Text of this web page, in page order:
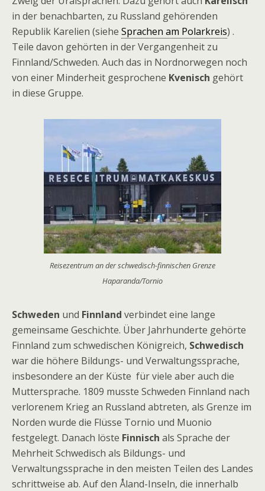
in der benachbarten, zu Russland gehörenden
Republik Karelien (siehe Sprachen am Polarkreis) .
Teile davon gehörten in der Vergangenheit zu
Finnland/Schweden. Auch das in Nordnorwegen noch
von einer Minderheit gesprochene Kvenisch gehört
in diese Gruppe.
Reisezentrum an der schwedisch-finnischen Grenze
Haparanda/Tornio
Schweden und Finnland verbindet eine lange
gemeinsame Geschichte. Über Jahrhunderte gehörte
Finnland zum schwedischen Königreich, Schwedisch
war die höhere Bildungs- und Verwaltungssprache,
insbesondere an der Küste für viele aber auch die
Muttersprache. 1809 musste Schweden Finnland nach
verlorenem Krieg an Russland abtreten, als Grenze im
Norden wurde die Flüsse Tornio und Muonio
festgelegt. Danach löste Finnisch als Sprache der
Mehrheit Schwedisch als Bildungs- und
Verwaltungssprache in den meisten Teilen des Landes
schrittweise ab. Auf den Åland-Inseln, die innerhalb